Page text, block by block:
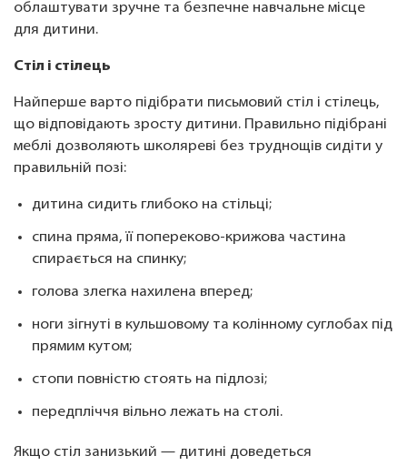
облаштувати зручне та безпечне навчальне місце
для дитини.
Стіл і стілець
Найперше варто підібрати письмовий стіл і стілець,
що відповідають зросту дитини. Правильно підібрані
меблі дозволяють школяреві без труднощів сидіти у
правильній позі:
дитина сидить глибоко на стільці;
спина пряма, її попереково-крижова частина
спирається на спинку;
голова злегка нахилена вперед;
ноги зігнуті в кульшовому та колінному суглобах під
прямим кутом;
стопи повністю стоять на підлозі;
передпліччя вільно лежать на столі.
Якщо стіл занизький — дитині доведеться